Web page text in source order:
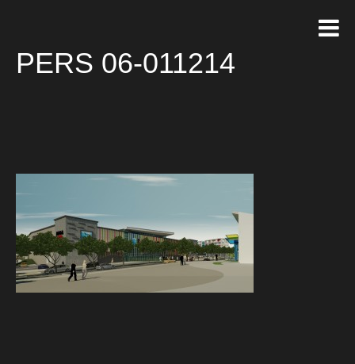
PERS 06-011214